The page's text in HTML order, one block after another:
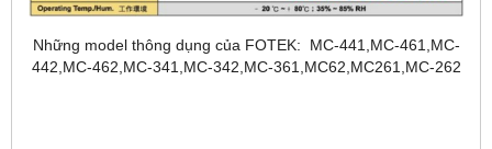
Những model thông dụng của FOTEK: MC-441,MC-461,MC-
442,MC-462,MC-341,MC-342,MC-361,MC62,MC261,MC-262